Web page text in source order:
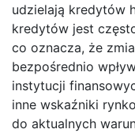
udzielają kredytów
kredytów jest
co oznacza, że
bezpośrednio
instytucji
inne wskaźniki
do aktualnych